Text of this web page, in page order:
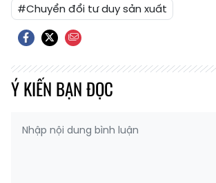
#Chuyển đổi tư duy sản xuất
Ý KIẾN BẠN ĐỌC